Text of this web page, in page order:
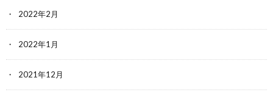
2022年2月
2022年1月
2021年12月